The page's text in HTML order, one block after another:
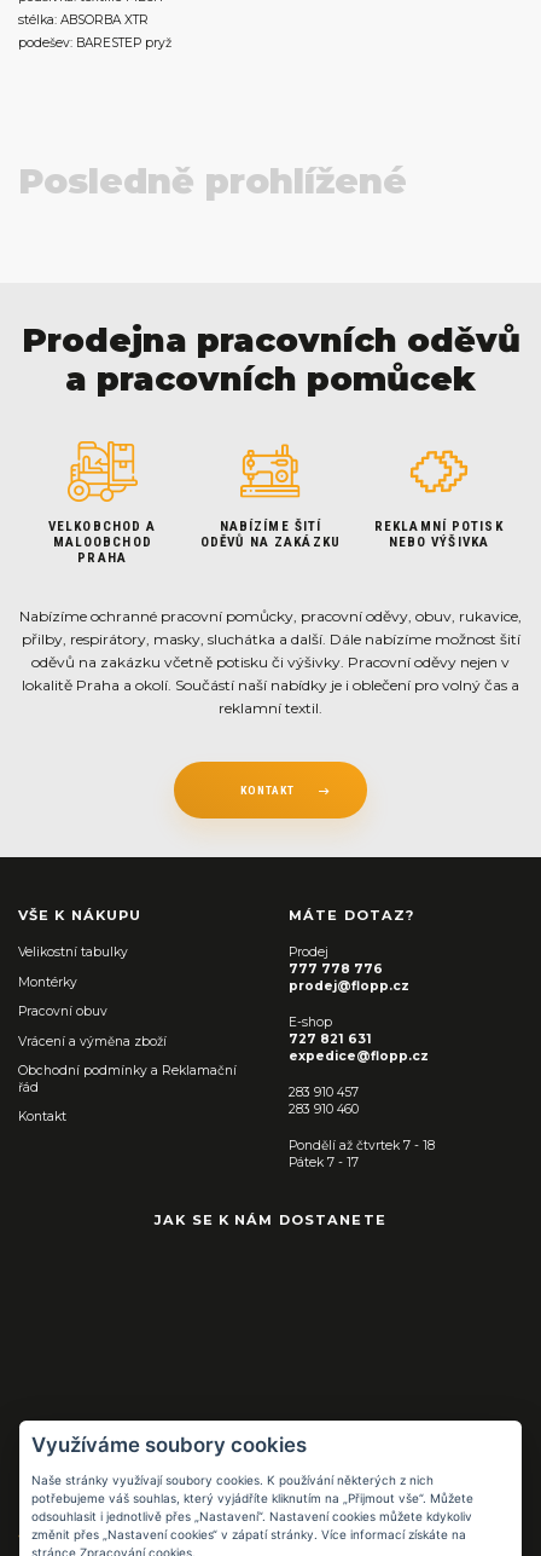
stélka: ABSORBA XTR
podešev: BARESTEP pryž
Posledně prohlížené
Prodejna pracovních oděvů
a pracovních pomůcek
VELKOBCHOD A
MALOOBCHOD
PRAHA
NABÍZÍME ŠITÍ
ODĚVŮ NA ZAKÁZKU
REKLAMNÍ POTISK
NEBO VÝŠIVKA
Nabízíme ochranné pracovní pomůcky, pracovní oděvy, obuv, rukavice,
přilby, respirátory, masky, sluchátka a další. Dále nabízíme možnost šití
oděvů na zakázku včetně potisku či výšivky. Pracovní oděvy nejen v
lokalitě Praha a okolí. Součástí naší nabídky je i oblečení pro volný čas a
reklamní textil.
KONTAKT
VŠE K NÁKUPU
Velikostní tabulky
Montérky
Pracovní obuv
Vrácení a výměna zboží
Obchodní podmínky a Reklamační
řád
Kontakt
MÁTE DOTAZ?
Prodej
777 778 776
prodej@flopp.cz
E-shop
727 821 631
expedice@flopp.cz
283 910 457
283 910 460
Pondělí až čtvrtek 7 - 18
Pátek 7 - 17
JAK SE K NÁM DOSTANETE
Pracovní pomůcky
pro práci i volný
čas
Využíváme soubory cookies
Naše stránky využívají soubory cookies. K používání některých z nich
potřebujeme váš souhlas, který vyjádříte kliknutím na „Přijmout vše“. Můžete
odsouhlasit i jednotlivě přes „Nastavení“. Nastavení cookies můžete kdykoliv
změnit přes „Nastavení cookies“ v zápatí stránky. Více informací získáte na
stránce Zpracování cookies